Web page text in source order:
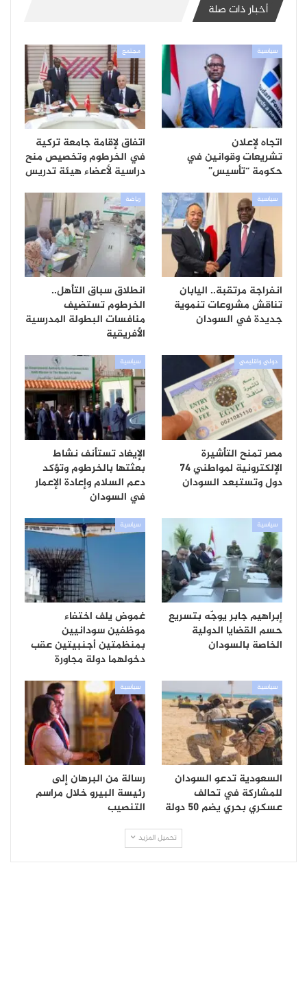
أخبار ذات صلة
سياسية
اتجاه لإعلان
تشريعات وقوانين في
حكومة “تأسيس”
مجتمع
اتفاق لإقامة جامعة تركية
في الخرطوم وتخصيص منح
دراسية لأعضاء هيئة تدريس
سياسية
انفراجة مرتقبة.. اليابان
تناقش مشروعات تنموية
جديدة في السودان
رياضة
انطلاق سباق التأهل..
الخرطوم تستضيف
منافسات البطولة المدرسية
الأفريقية
دولي واقليمي
مصر تمنح التأشيرة
الإلكترونية لمواطني 74
دول وتستبعد السودان
سياسية
الإيغاد تستأنف نشاط
بعثتها بالخرطوم وتؤكد
دعم السلام وإعادة الإعمار
في السودان
سياسية
إبراهيم جابر يوجّه بتسريع
حسم القضايا الدولية
الخاصة بالسودان
سياسية
غموض يلف اختفاء
موظفين سودانيين
بمنظمتين أجنبيتين عقب
دخولهما دولة مجاورة
سياسية
السعودية تدعو السودان
للمشاركة في تحالف
عسكري بحري يضم 50 دولة
سياسية
رسالة من البرهان إلى
رئيسة البيرو خلال مراسم
التنصيب
تحميل المزيد